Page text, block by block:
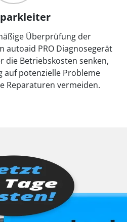
Überprüfung der
autoaid PRO Diagnosegerät
die Betriebskosten senken,
auf potenzielle Probleme
Reparaturen vermeiden.